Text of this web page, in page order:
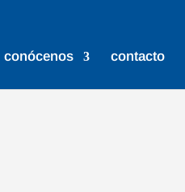
conócenos contacto